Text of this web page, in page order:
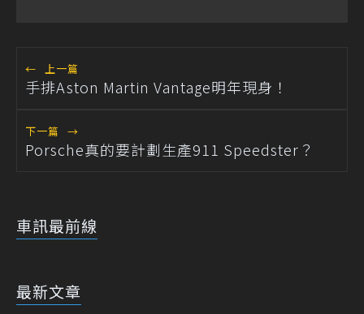
← 上一篇
手排Aston Martin Vantage明年現身！
下一篇 →
Porsche真的要計劃生產911 Speedster？
車訊最前線
最新文章